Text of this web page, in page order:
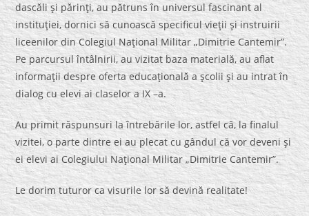
dascăli şi părinţi, au pătruns în universul fascinant al
instituţiei, dornici să cunoască specificul vieţii şi instruirii
liceenilor din Colegiul Naţional Militar „Dimitrie Cantemir”.
Pe parcursul întâlnirii, au vizitat baza materială, au aflat
informaţii despre oferta educaţională a şcolii şi au intrat în
dialog cu elevi ai claselor a IX –a.
Au primit răspunsuri la întrebările lor, astfel că, la finalul
vizitei, o parte dintre ei au plecat cu gândul că vor deveni şi
ei elevi ai Colegiului Naţional Militar „Dimitrie Cantemir”.
Le dorim tuturor ca visurile lor să devină realitate!